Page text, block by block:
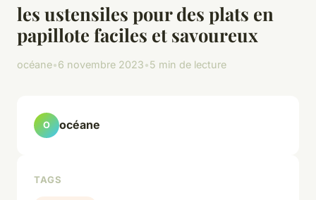
les ustensiles pour des plats en
papillote faciles et savoureux
océane•6 novembre 2023•5 min de lecture
O océane
TAGS